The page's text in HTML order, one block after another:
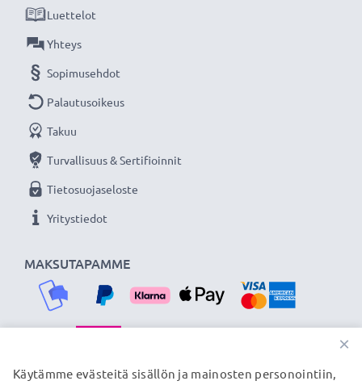
Lisää yksityiskohtia, kontrastia ja väriä
CELLONIC 3 vuoden takuulla!
MAKSUTAPAMME
Luettelot
Yhteys
Sopimusehdot
Palautusoikeus
Takuu
Turvallisuus & Sertifioinnit
Tietosuojaseloste
Yritystiedot
TOIMITUSKUMPPANIMME
×
Käytämme evästeitä sisällön ja mainosten personointiin,